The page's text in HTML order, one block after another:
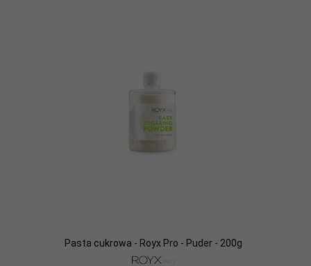
Pasta cukrowa - Royx Pro - Puder - 200g